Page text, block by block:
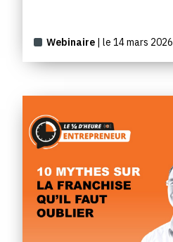
Webinaire | le 14 mars 2026